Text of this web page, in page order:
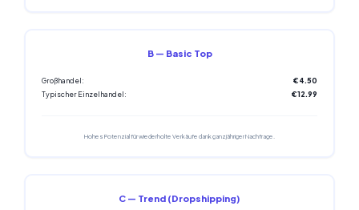
B — Basic Top
Großhandel:
€4.50
Typischer Einzelhandel:
€12.99
Hohes Potenzial für wiederholte Verkäufe dank ganzjähriger Nachfrage.
C — Trend (Dropshipping)